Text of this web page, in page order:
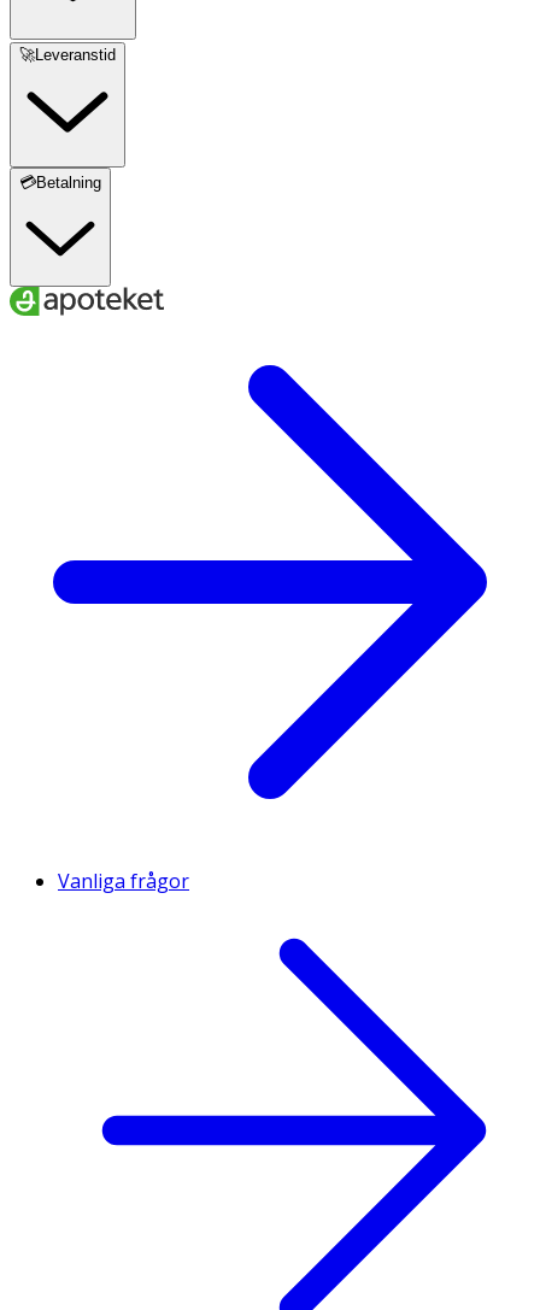
🚀Leveranstid
💳Betalning
Vanliga frågor